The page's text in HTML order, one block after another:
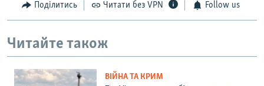
Поділитись Читати без VPN Follow us
Читайте також
ВІЙНА ТА КРИМ